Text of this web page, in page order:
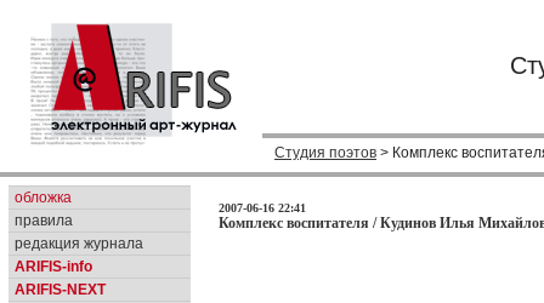
Студия поэтов > Комплекс
обложка
правила
редакция журнала
ARIFIS-info
ARIFIS-NEXT
2007-06-16 22:41
Комплекс воспитателя / Кудинов Илья